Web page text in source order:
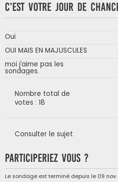
C’est votre jour de
Oui
OUI MAIS EN MAJUSCULES
moi j’aime pas les
sondages.
Nombre total de
votes : 18
Consulter le sujet
Participeriez vous ?
Le sondage est terminé depuis le 09 nov.